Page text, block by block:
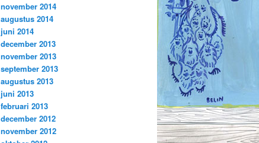
november 2014
augustus 2014
juni 2014
december 2013
november 2013
september 2013
augustus 2013
juni 2013
februari 2013
december 2012
november 2012